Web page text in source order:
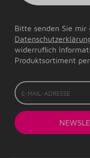
Bitte senden Sie mir
widerruflich
Produktsortiment per
E-
Mail-
Adresse